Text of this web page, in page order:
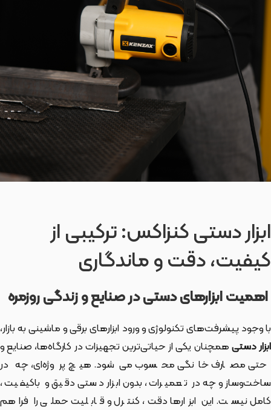
ابزار دستی کنزاکس: ترکیبی از
کیفیت، دقت و ماندگاری
اهمیت ابزارهای دستی در صنایع و زندگی روزمره
با وجود پیشرفت‌های تکنولوژی و ورود ابزارهای برقی و ماشینی به بازار،
ابزار دستیهمچنان یکی از حیاتی‌ترین تجهیزات در کارگاه‌ها، صنایع و
حتی مصارف خانگی محسوب می‌شود. هیچ پروژه‌ای، چه در
ساخت‌وساز و چه در تعمیرات، بدون ابزار دستی دقیق و باکیفیت،
کامل نیست. این ابزارها دقت، کنترل و قابلیت حملی را فراهم